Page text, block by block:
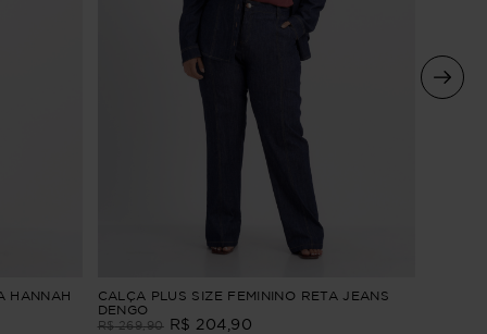
HANNAH
CALÇA PLUS SIZE FEMININO RETA JEANS
DENGO
R$ 269,90 R$ 204 90